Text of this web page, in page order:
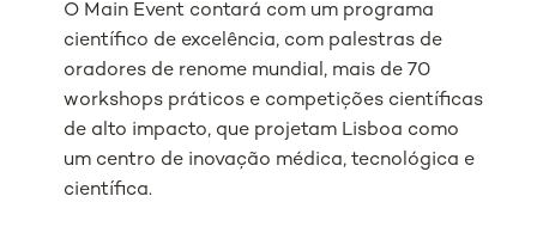
O Main Event contará com um programa
científico de excelência, com palestras de
oradores de renome mundial, mais de 70
workshops práticos e competições científicas
de alto impacto, que projetam Lisboa como
um centro de inovação médica, tecnológica e
científica.